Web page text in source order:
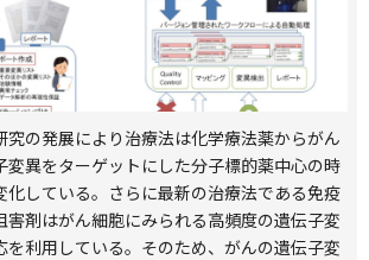
究の発展により治療法は化学療法薬からがん
変異をターゲットにした分子標的薬中心の時
化している。さらに最新の治療法である免疫
害剤はがん細胞にみられる高頻度の遺伝子変
を利用している。そのため、がんの遺伝子変